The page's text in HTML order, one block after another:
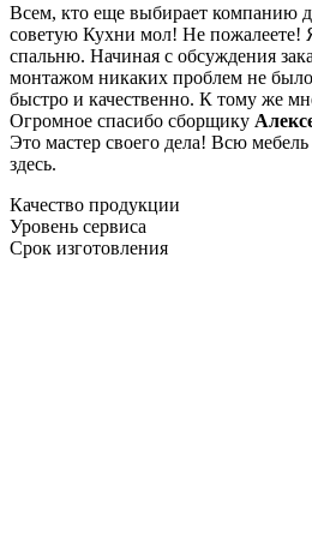
Всем, кто еще выбирает компанию
советую Кухни мол! Не пожалеете!
спальню. Начиная с обсуждения
монтажом никаких проблем не
быстро и качественно. К тому же
Огромное спасибо сборщику
Это мастер своего дела! Всю мебель
здесь.
Качество продукции
Уровень сервиса
Срок изготовления